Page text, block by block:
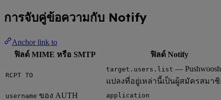
การจับคู่ข้อความกับ Notify
Anchor link to
ฟิลด์ MIME หรือ SMTP
ฟิลด์ Notify
RCPT TO
target.users.list —
แปลงที่อยู่เหล่านี้เป็นผู้สมัครสมา
username ของ AUTH application